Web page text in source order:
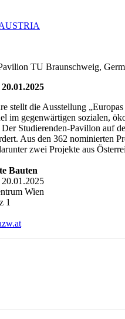
TU Braunschweig,
stellt die Ausstellung
im gegenwärtigen sozialen,
Studierenden-Pavillon auf
Aus den 362 nominierten
zwei Projekte aus
Bauten
Wien
1